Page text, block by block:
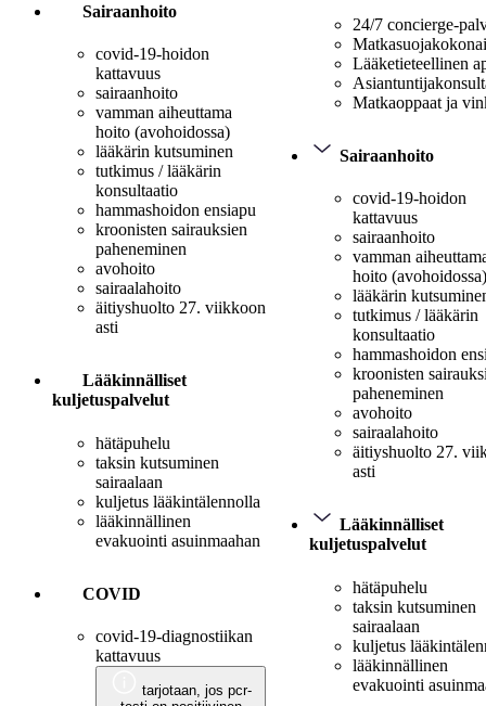
Sairaanhoito
covid-19-hoidon
kattavuus
sairaanhoito
vamman aiheuttama
hoito (avohoidossa)
lääkärin kutsuminen
tutkimus / lääkärin
konsultaatio
hammashoidon ensiapu
kroonisten sairauksien
paheneminen
avohoito
sairaalahoito
äitiyshuolto 27. viikkoon
asti
Lääkinnälliset
kuljetuspalvelut
hätäpuhelu
taksin kutsuminen
sairaalaan
kuljetus lääkintälennolla
lääkinnällinen
evakuointi asuinmaahan
COVID
covid-19-diagnostiikan
kattavuus
tarjotaan, jos pcr-
24/7 concierge-
Lääketieteellinen
Matkaoppaat ja
Sairaanhoito
covid-19-hoidon
kattavuus
sairaanhoito
vamman
hoito (avohoidossa)
lääkärin
tutkimus / lääkärin
konsultaatio
hammashoidon
kroonisten
paheneminen
avohoito
sairaalahoito
äitiyshuolto 27.
asti
Lääkinnälliset
kuljetuspalvelut
hätäpuhelu
taksin kutsuminen
sairaalaan
kuljetus
lääkinnällinen
evakuointi